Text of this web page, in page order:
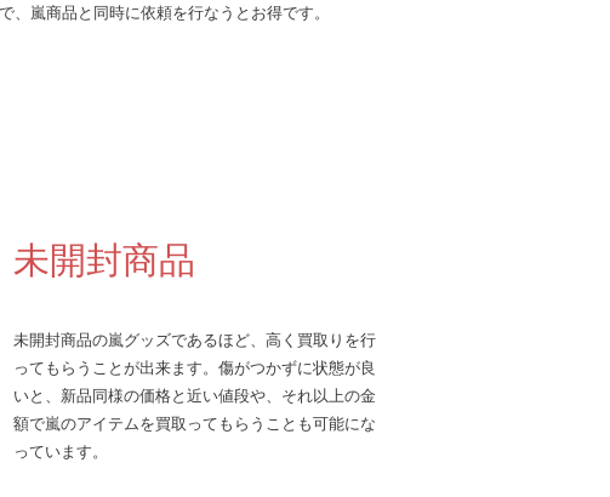
嵐商品と同時に依頼を行なうとお得です。
未開封商品
未開封商品の嵐グッズであるほど、高く買取りを行
ってもらうことが出来ます。傷がつかずに状態が良
いと、新品同様の価格と近い値段や、それ以上の金
額で嵐のアイテムを買取ってもらうことも可能にな
っています。